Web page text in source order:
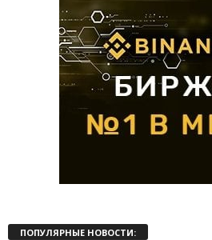
ПОПУЛЯРНЫЕ НОВОСТИ: